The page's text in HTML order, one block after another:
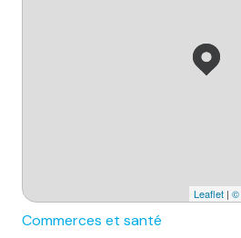
Leaflet | ©
Commerces et santé